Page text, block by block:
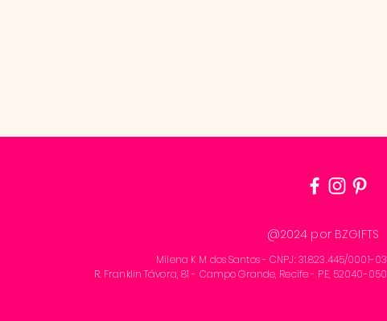
@2024 por BZGIFTS
Milena K M dos Santos - CNPJ: 31.823.445/0001-03
R. Franklin Távora, 81 - Campo Grande, Recife - PE, 52040-050